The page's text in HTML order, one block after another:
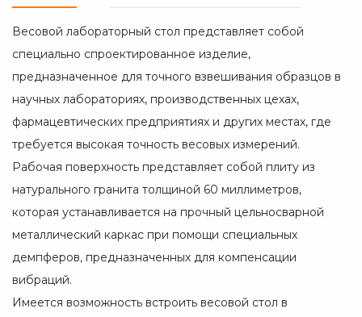
Весовой лабораторный стол представляет собой
специально спроектированное изделие,
предназначенное для точного взвешивания образцов в
научных лабораториях, производственных цехах,
фармацевтических предприятиях и других местах, где
требуется высокая точность весовых измерений.
Рабочая поверхность представляет собой плиту из
натурального гранита толщиной 60 миллиметров,
которая устанавливается на прочный цельносварной
металлический каркас при помощи специальных
демпферов, предназначенных для компенсации
вибраций.
Имеется возможность встроить весовой стол в